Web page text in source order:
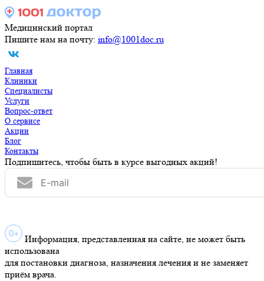
Медицинский портал
Пишите нам на почту: info@1001doc.ru
Главная
Клиники
Специалисты
Услуги
Вопрос-ответ
О сервисе
Акции
Блог
Контакты
Подпишитесь, чтобы быть в курсе выгодных акций!
Информация, представленная на сайте, не может быть
использована
для постановки диагноза, назначения лечения и не заменяет
приём врача.